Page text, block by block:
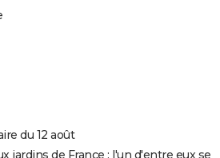
du 12 août
jardins de France : l'un d'entre eux se